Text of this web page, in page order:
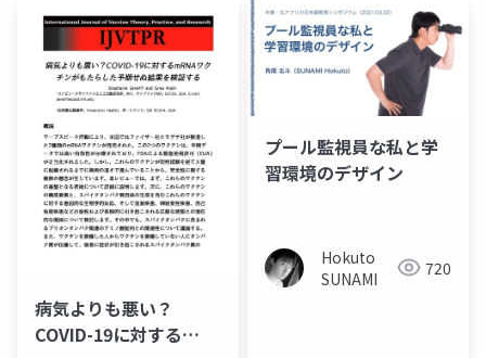
病気よりも悪い？
COVID-19に対する
プール監視員な私と学
習環境のデザイン
Hokuto
SUNAMI
720